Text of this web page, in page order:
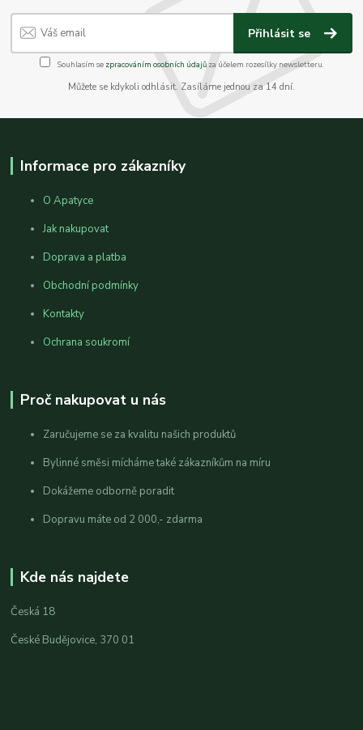
Přihlásit se
Souhlasím se zpracováním osobních údajůza účelem rozesílky newsletteru.
Můžete se kdykoli odhlásit. Zasíláme jednou za 14 dní.
Informace pro zákazníky
O Apatyce
Jak nakupovat
Doprava a platba
Obchodní podmínky
Kontakty
Ochrana soukromí
Proč nakupovat u nás
Zaručujeme se za kvalitu našich produktů
Bylinné směsi mícháme také zákazníkům na míru
Dokážeme odborně poradit
Dopravu máte od 2 000,- zdarma
Kde nás najdete
Česká 18
České Budějovice, 370 01